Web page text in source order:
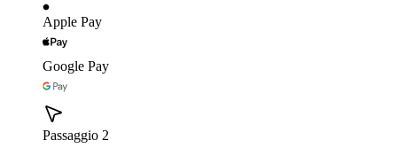
Apple Pay
Google Pay
Passaggio 2